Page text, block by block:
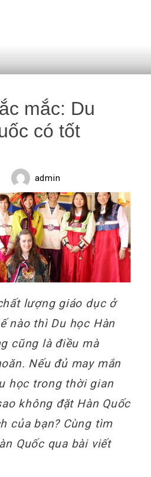
mắc: Du
có tốt
admin
lượng giáo dục ở
nào thì Du học Hàn
cũng là điều mà
Nếu đủ may mắn
học trong thời gian
không đặt Hàn Quốc
của bạn? Cùng tìm
Quốc qua bài viết